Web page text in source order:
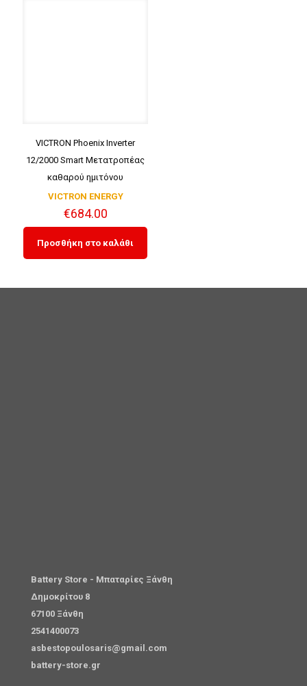
VICTRON Phoenix Inverter
12/2000 Smart Μετατροπέας
καθαρού ημιτόνου
VICTRON ENERGY
€684.00
Προσθήκη στο καλάθι
Battery Store - Μπαταρίες Ξάνθη
Δημοκρίτου 8
67100 Ξάνθη
2541400073
asbestopoulosaris@gmail.com
battery-store.gr